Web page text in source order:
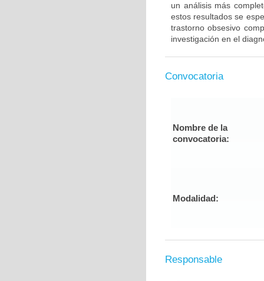
un análisis más
estos resultados se
trastorno obsesivo
investigación en el
Convocatoria
Nombre de la
convocatoria:
Modalidad:
Responsable